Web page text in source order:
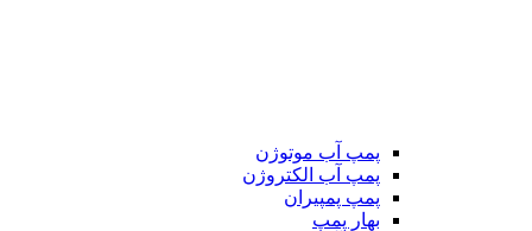
پمپ آب موتوژن
پمپ آب الکتروژن
پمپ پمپیران
بهار پمپ